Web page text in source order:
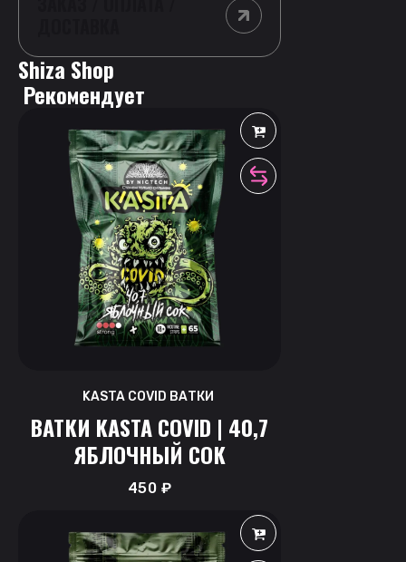
Shiza Shop
Рекомендует
KASTA COVID ВАТКИ
ВАТКИ KASTA COVID | 40,7
ЯБЛОЧНЫЙ СОК
450 ₽